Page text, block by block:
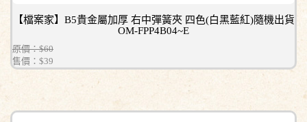
【檔案家】B5貴金屬加厚 右中彈簧夾 四色(白黑藍紅)隨機出貨
OM-FPP4B04~E
原價：$60
售價： $39